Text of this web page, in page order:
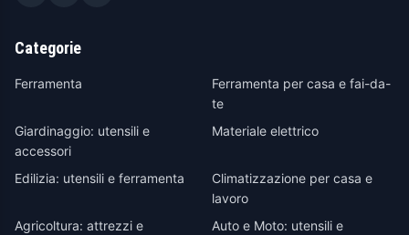
Categorie
Ferramenta
Ferramenta per casa e fai-da-
te
Giardinaggio: utensili e
accessori
Materiale elettrico
Edilizia: utensili e ferramenta
Climatizzazione per casa e
lavoro
Agricoltura: attrezzi e
Auto e Moto: utensili e